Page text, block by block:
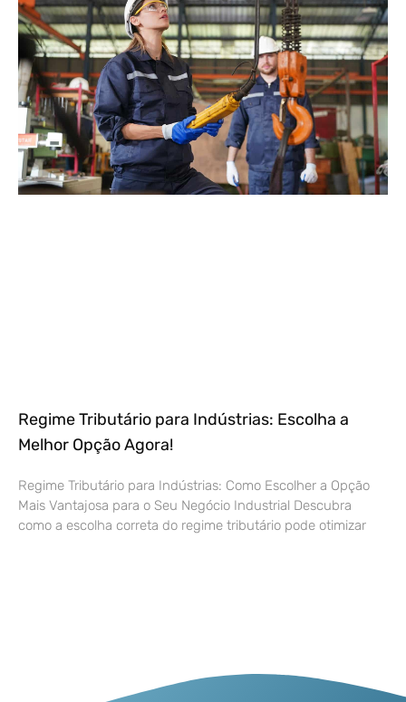
Regime Tributário para Indústrias: Escolha a
Melhor Opção Agora!
Regime Tributário para Indústrias: Como Escolher a Opção
Mais Vantajosa para o Seu Negócio Industrial Descubra
como a escolha correta do regime tributário pode otimizar